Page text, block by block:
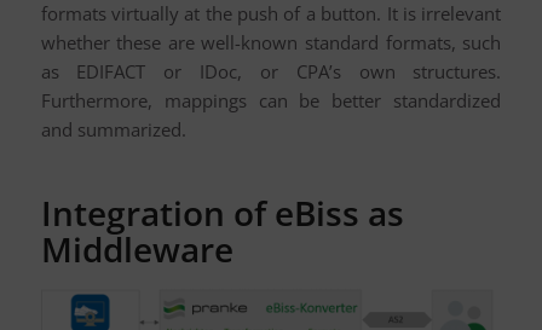
formats virtually at the push of a button. It is irrelevant
whether these are well-known standard formats, such
as EDIFACT or IDoc, or CPA’s own structures.
Furthermore, mappings can be better standardized
and summarized.
Integration of eBiss as
Middleware